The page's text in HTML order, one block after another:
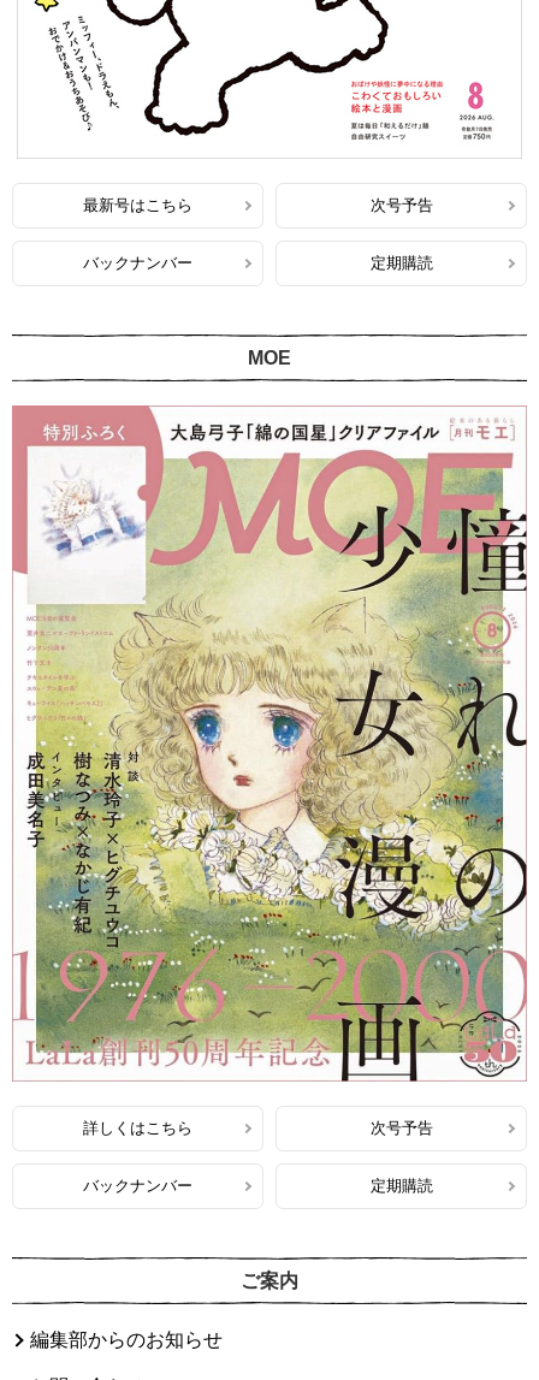
最新号はこちら 次号予告
バックナンバー 定期購読
MOE
詳しくはこちら 次号予告
バックナンバー 定期購読
ご案内
編集部からのお知らせ